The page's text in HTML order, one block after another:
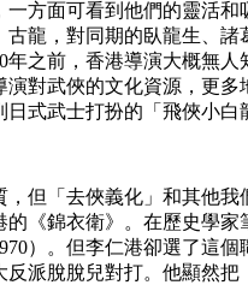
方面可看到他們的靈活
龍，對同期的臥龍生、
之前，香港導演大概無
對武俠的文化資源，更
式武士打扮的「飛俠小白
但「去俠義化」和其他
《錦衣衛》。在歷史學
）。但李仁港卻選了這
派脫脫兒對打。他顯然